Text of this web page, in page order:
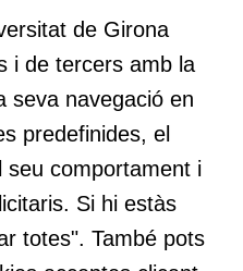
debat, espais on qüestionar-
a pensar noves i millors
idees innovadores.
millorar-la impulsant
d’aprenentatge
de Girona
i de tercers amb la
seva navegació en
predefinides, el
seu comportament i
Si hi estàs
totes". També pots